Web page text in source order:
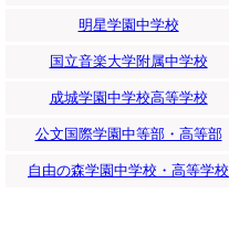
明星学園中学校
国立音楽大学附属中学校
成城学園中学校高等学校
公文国際学園中等部・高等部
自由の森学園中学校・高等学校